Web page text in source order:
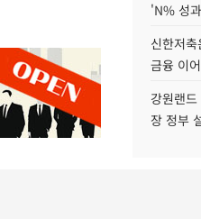
'N% 성
신한저
금융 이
강원랜
장 정부